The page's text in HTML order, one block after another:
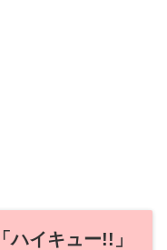
ハイキュー!!」